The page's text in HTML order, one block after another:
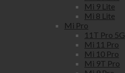
Mi 9 Lite
Mi 8 Lite
Mi Pro
11T Pro 5G
Mi 11 Pro
Mi 10 Pro
Mi 9T Pro